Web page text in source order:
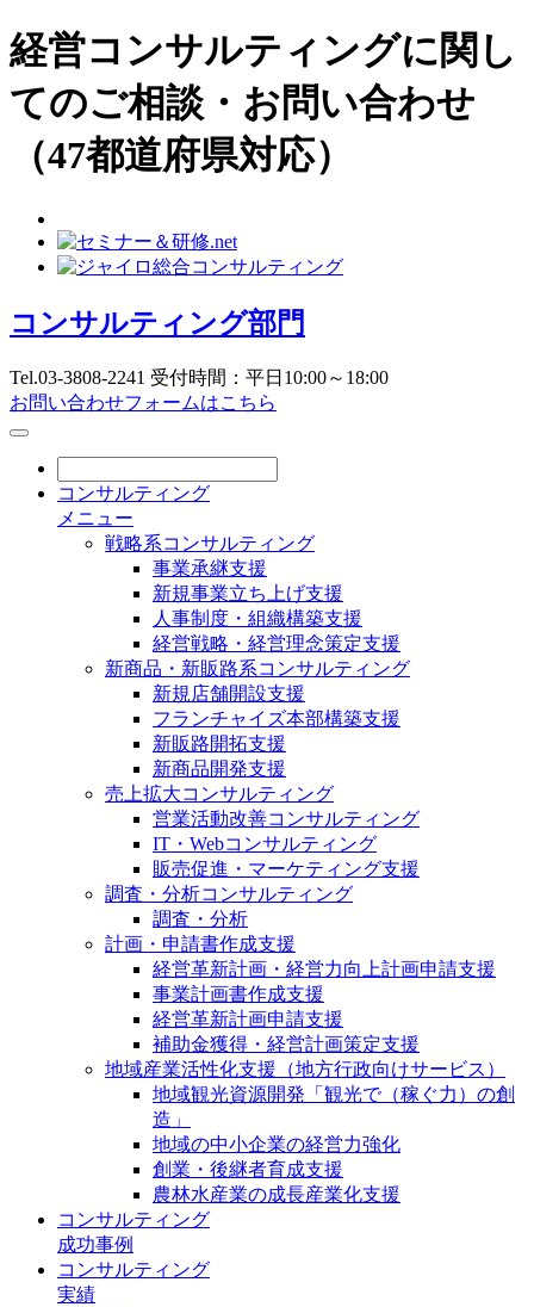
経営コンサルティングに関し
てのご相談・お問い合わせ
（47都道府県対応）
コンサルティング部門
Tel.03-3808-2241 受付時間：平日10:00～18:00
お問い合わせフォームはこちら
コンサルティング
メニュー
戦略系コンサルティング
事業承継支援
新規事業立ち上げ支援
人事制度・組織構築支援
経営戦略・経営理念策定支援
新商品・新販路系コンサルティング
新規店舗開設支援
フランチャイズ本部構築支援
新販路開拓支援
新商品開発支援
売上拡大コンサルティング
営業活動改善コンサルティング
IT・Webコンサルティング
販売促進・マーケティング支援
調査・分析コンサルティング
調査・分析
計画・申請書作成支援
経営革新計画・経営力向上計画申請支援
事業計画書作成支援
経営革新計画申請支援
補助金獲得・経営計画策定支援
地域産業活性化支援（地方行政向けサービス）
地域観光資源開発「観光で（稼ぐ力）の創
造」
地域の中小企業の経営力強化
創業・後継者育成支援
農林水産業の成長産業化支援
コンサルティング
成功事例
コンサルティング
実績